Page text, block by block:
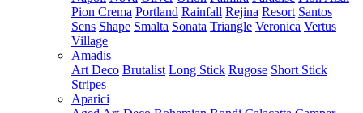
Pion Crema Portland Rainfall Rejina Resort Santos
Sens Shape Smalta Sonata Triangle Veronica Vertus
Village
Amadis
Art Deco Brutalist Long Stick Rugose Short Stick
Stripes
Aparici